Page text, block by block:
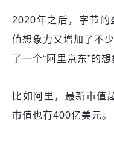
2020年之后，字节的
值想象力又增加了不
了一个“阿里京东”的想
比如阿里，最新市值
市值也有400亿美元。